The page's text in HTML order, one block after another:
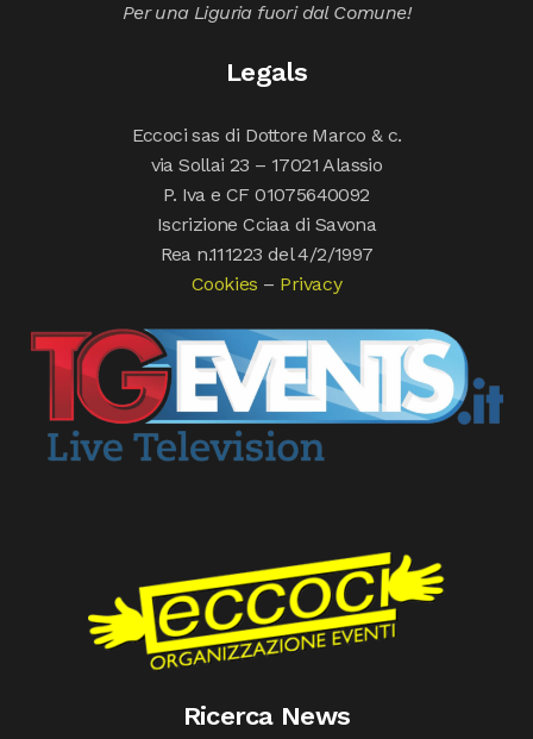
Per una Liguria fuori dal Comune!
Legals
Eccoci sas di Dottore Marco & c.
via Sollai 23 – 17021 Alassio
P. Iva e CF 01075640092
Iscrizione Cciaa di Savona
Rea n.111223 del 4/2/1997
Cookies – Privacy
Ricerca News